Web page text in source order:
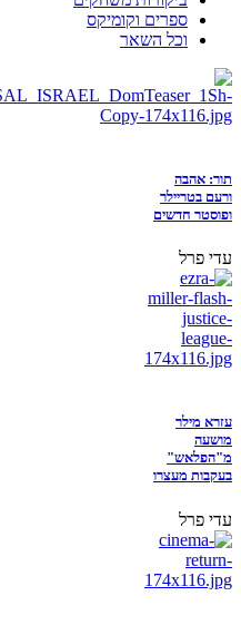
ספרים וקומיקס
וכל השאר
תור: אהבה
ורעם בטריילר
ופוסטר חדשים
עדי פרל
עזרא מילר
מושעה
מ"הפלאש"
בעקבות מעצרו
עדי פרל